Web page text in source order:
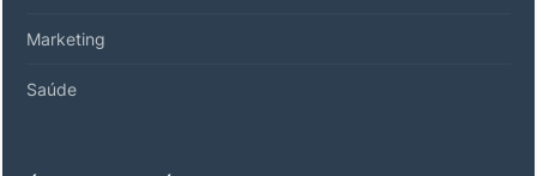
Marketing
Saúde